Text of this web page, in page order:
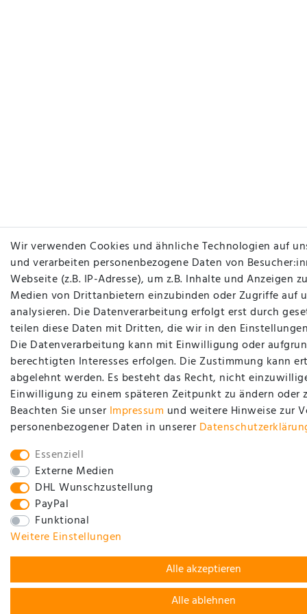
Wir verwenden Cookies und ähnliche Technologien auf
und verarbeiten personenbezogene Daten von
Webseite (z.B. IP-Adresse), um z.B. Inhalte und Anzeigen
Medien von Drittanbietern einzubinden oder Zugriffe auf
analysieren. Die Datenverarbeitung erfolgt erst durch
teilen diese Daten mit Dritten, die wir in den
Die Datenverarbeitung kann mit Einwilligung oder
berechtigten Interesses erfolgen. Die Zustimmung kann
abgelehnt werden. Es besteht das Recht, nicht
Einwilligung zu einem späteren Zeitpunkt zu ändern oder
Beachten Sie unser Impressum und weitere Hinweise zur
personenbezogener Daten in unserer
Essenziell
Externe Medien
DHL Wunschzustellung
PayPal
Funktional
Weitere Einstellungen
Alle akzeptieren
Alle ablehnen